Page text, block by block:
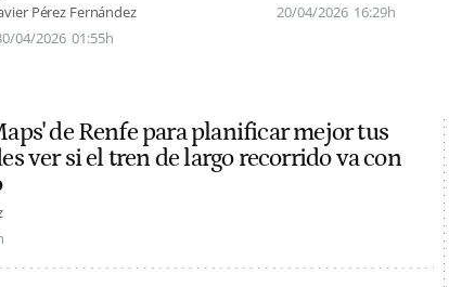
Pérez Fernández
04/2026 01:55h
20/04/2026 16:29h
de Renfe para planificar mejor tus
ver si el tren de largo recorrido va con